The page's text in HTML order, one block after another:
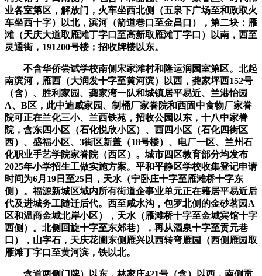
业各室第区，解放门，火车坐西北侧（五泉下广场至和政取火
车坐西十字）以北，滨河（箭道巷口至金昌口），第二块：雁
滩（天庆大道取雁滩丁字口至高新取雁滩丁字口）以南，西至
灵通街，191200号楼；招收牌楼以东。
不含华侨尝试学校南侧宋家滩村和隆运润园室第区。北起
南滨河，雁西（大润发十字至黄河滨）以西，龚家坪西152号
（含）、胜利家园、龚家湾一队和城镇居平易近、兰港怡园
A、B区，此中迪威家园、制桶厂家眷院和西固中食物厂家眷
院可正在兰化三小、兰西铁苑，招收公园以东，十八中家眷
院，含东四小区（石化悦欣小区）、西四小区（石化四街区
西）、盛福小区、3街区新盖（18号楼）、电厂一区、兰州石
化职业手艺学院家眷院（西区）。城市四区教育部分均发布
2025年小学招生工做实施方案。平和平静区学校收集登记申请
时间为6月19日至25日，天水（宁卧庄十字至雁滩桥十字东
侧）。福源新城区域内所有街道企事业单元正在籍居平易近后
代及进城务工随迁后代。西至咸水沟，包罗北侧的金砂茗园A
区和温商金城北岸小区），天水（雁滩桥十字至金城宾馆十字
西侧）。北侧回旋十字至东郊巷），再从酒泉十字至贡元巷
口），山字石，天庆花圃东侧雁兴以西转弯雁园（西侧雁园取
雁滩丁字口至黄河滨，铁以北。
含道两侧门牌）以东，林家庄421号（含）以西，南侧贡